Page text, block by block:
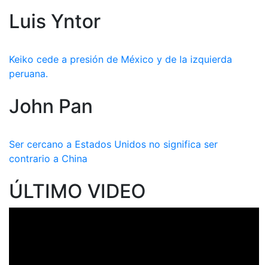
Luis Yntor
Keiko cede a presión de México y de la izquierda
peruana.
John Pan
Ser cercano a Estados Unidos no significa ser
contrario a China
ÚLTIMO VIDEO